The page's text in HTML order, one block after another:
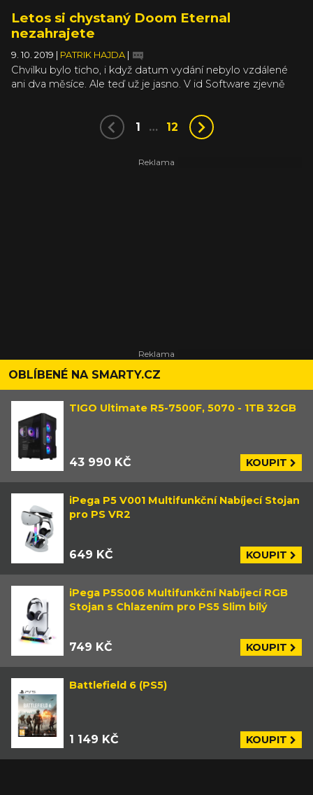
Letos si chystaný Doom Eternal
nezahrajete
9. 10. 2019 PATRIK HAJDA
Chvilku bylo ticho, i když datum vydání nebylo vzdálené
ani dva měsíce. Ale teď už je jasno. V id Software zjevně
odkládá na příští rok, takže letošní Vánoce se musejí obejít
bez motorové pily.
1 … 12
OBLÍBENÉ NA SMARTY.CZ
TIGO Ultimate R5-7500F, 5070 - 1TB 32GB
43 990 KČ KOUPIT
iPega P5 V001 Multifunkční Nabíjecí Stojan
pro PS VR2
649 KČ KOUPIT
iPega P5S006 Multifunkční Nabíjecí RGB
Stojan s Chlazením pro PS5 Slim bílý
749 KČ KOUPIT
Battlefield 6 (PS5)
1 149 KČ KOUPIT